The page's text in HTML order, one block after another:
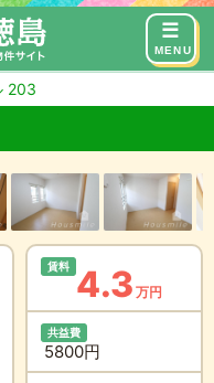
MENU
お問い合わせ
203
賃料 4.3 万円
共益費
5800円